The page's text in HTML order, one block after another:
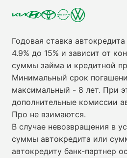
Годовая ставка
4.9% до 15% и зависит от
суммы займа и кредитной
Минимальный срок
максимальный - 8 лет. При
дополнительные комиссии
Про не взимаются.
В случае невозвращения в
суммы автокредита или
автокредиту банк-партнер